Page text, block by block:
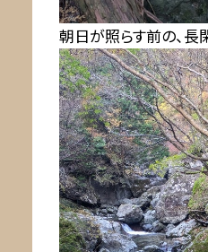
朝日が照らす前の、